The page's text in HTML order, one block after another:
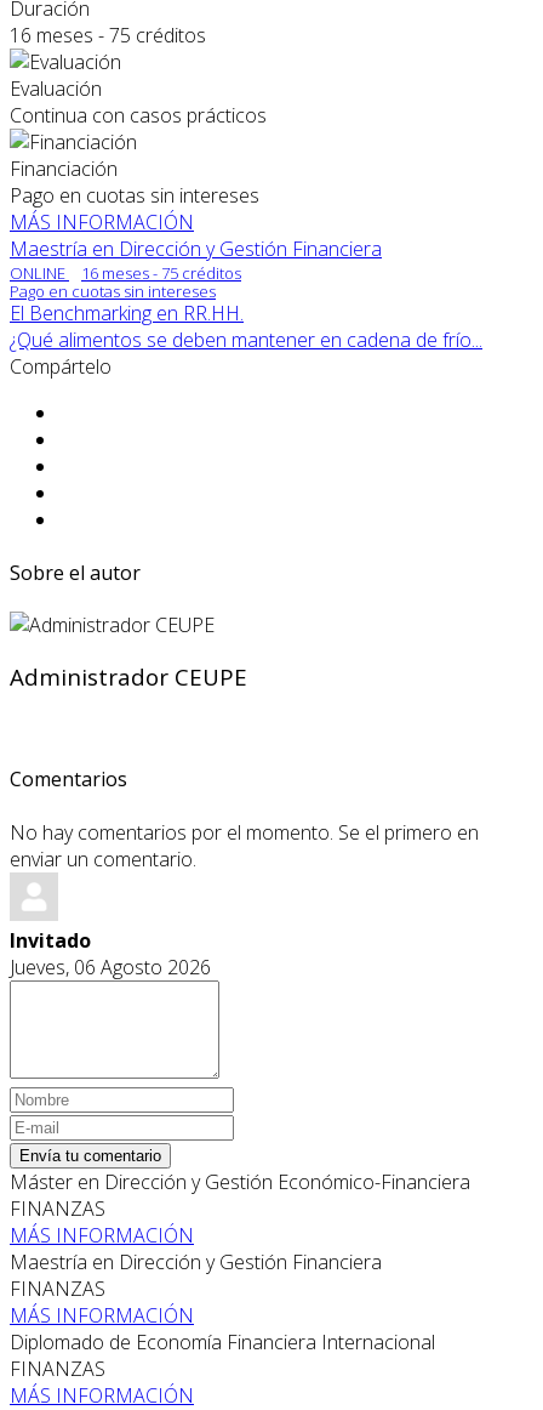
Duración
16 meses - 75 créditos
Evaluación
Continua con casos prácticos
Financiación
Pago en cuotas sin intereses
MÁS INFORMACIÓN
Maestría en Dirección y Gestión Financiera
ONLINE
16 meses - 75 créditos
Pago en cuotas sin intereses
El Benchmarking en RR.HH.
¿Qué alimentos se deben mantener en cadena de frío...
Compártelo
Sobre el autor
Administrador CEUPE
Comentarios
No hay comentarios por el momento. Se el primero en
enviar un comentario.
Invitado
Jueves, 06 Agosto 2026
Envía tu comentario
Máster en Dirección y Gestión Económico-Financiera
FINANZAS
MÁS INFORMACIÓN
Maestría en Dirección y Gestión Financiera
FINANZAS
MÁS INFORMACIÓN
Diplomado de Economía Financiera Internacional
FINANZAS
MÁS INFORMACIÓN